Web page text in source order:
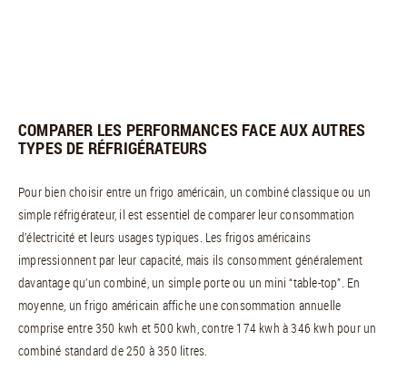
COMPARER LES PERFORMANCES FACE AUX AUTRES
TYPES DE RÉFRIGÉRATEURS
Pour bien choisir entre un frigo américain, un combiné classique ou un
simple réfrigérateur, il est essentiel de comparer leur consommation
d’électricité et leurs usages typiques. Les frigos américains
impressionnent par leur capacité, mais ils consomment généralement
davantage qu’un combiné, un simple porte ou un mini “table-top”. En
moyenne, un frigo américain affiche une consommation annuelle
comprise entre 350 kwh et 500 kwh, contre 174 kwh à 346 kwh pour un
combiné standard de 250 à 350 litres.